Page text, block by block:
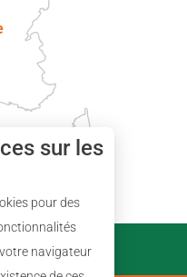
Description
sur les
pour des
navigateur